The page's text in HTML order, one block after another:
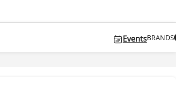
EventsBRANDS